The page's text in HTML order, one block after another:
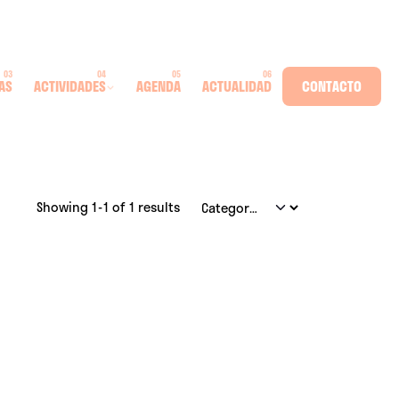
ACTIVIDADES AGENDA ACTUALIDAD CONTACTO
Showing 1-1 of 1 results